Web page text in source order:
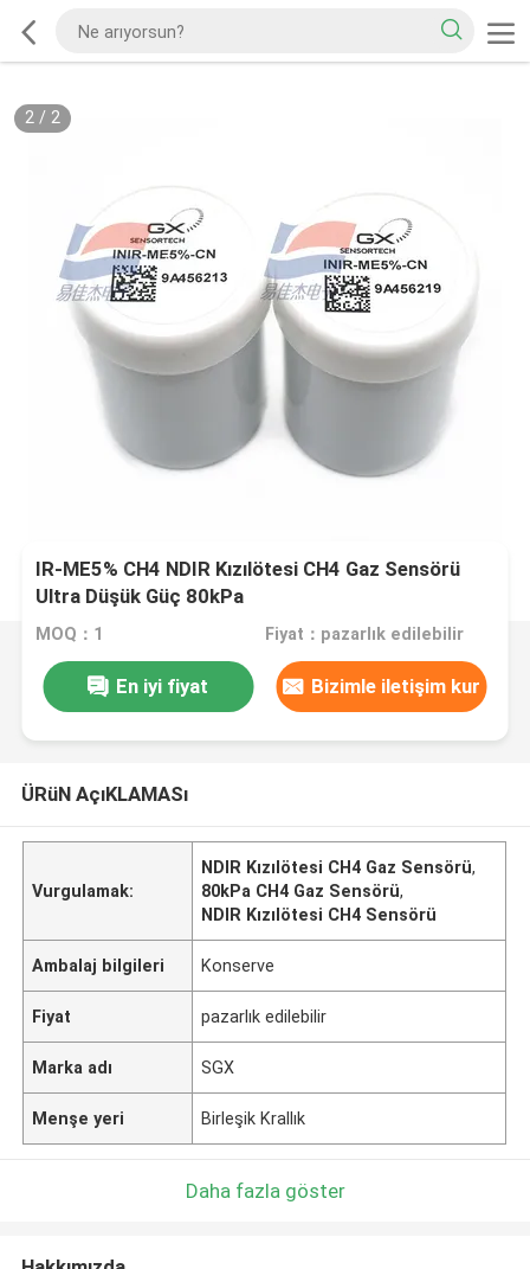
2/ 2
IR-ME5% CH4 NDIR Kızılötesi CH4 Gaz Sensörü
Ultra Düşük Güç 80kPa
MOQ：1 Fiyat：pazarlık edilebilir
En iyi fiyat Bizimle iletişim kur
ÜRüN AçıKLAMASı
Vurgulamak:
NDIR Kızılötesi CH4 Gaz Sensörü,
80kPa CH4 Gaz Sensörü,
NDIR Kızılötesi CH4 Sensörü
Ambalaj bilgileri Konserve
Fiyat pazarlık edilebilir
Marka adı SGX
Menşe yeri Birleşik Krallık
Daha fazla göster